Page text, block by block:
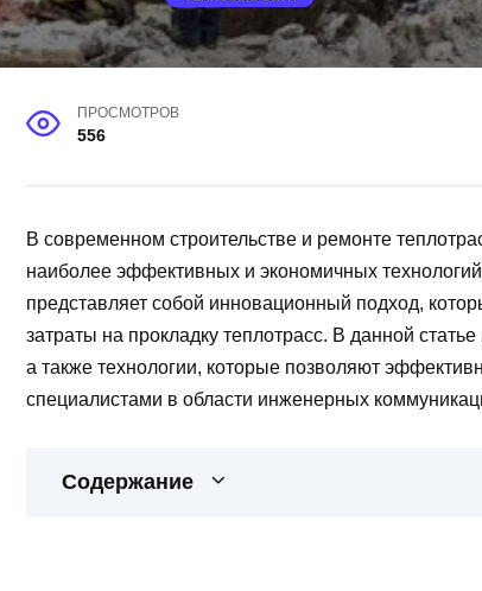
ПРОСМОТРОВ
556
В современном строительстве и ремонте
наиболее эффективных и экономичных технологий
представляет собой инновационный подход,
затраты на прокладку теплотрасс. В данной
а также технологии, которые позволяют
специалистами в области инженерных
Содержание